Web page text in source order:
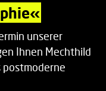
unserer
Ihnen Mechthild
postmoderne